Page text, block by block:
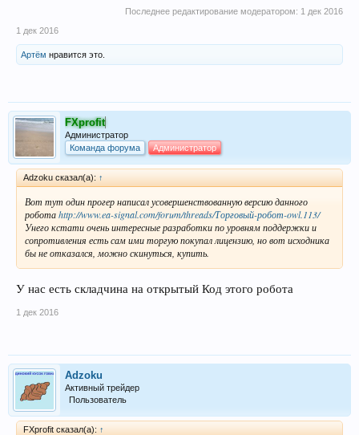
Последнее редактирование модератором: 1 дек 2016
1 дек 2016
Артём нравится это.
FXprofit
Администратор
Команда форума
Администратор
Adzoku сказал(а): ↑
Вот тут один прогер написал усовершенствованную версию данного
роботаhttp://www.ea-signal.com/forum/threads/Торговый-робот-owl.113/
Унего кстати очень интересные разработки по уровням поддержки и
сопротивления есть сам ими торгую покупал лицензию, но вот исходника
бы не отказался, можно скинуться, купить.
У нас есть складчина на открытый Код этого робота
1 дек 2016
Adzoku
Активный трейдер
Пользователь
FXprofit сказал(а): ↑